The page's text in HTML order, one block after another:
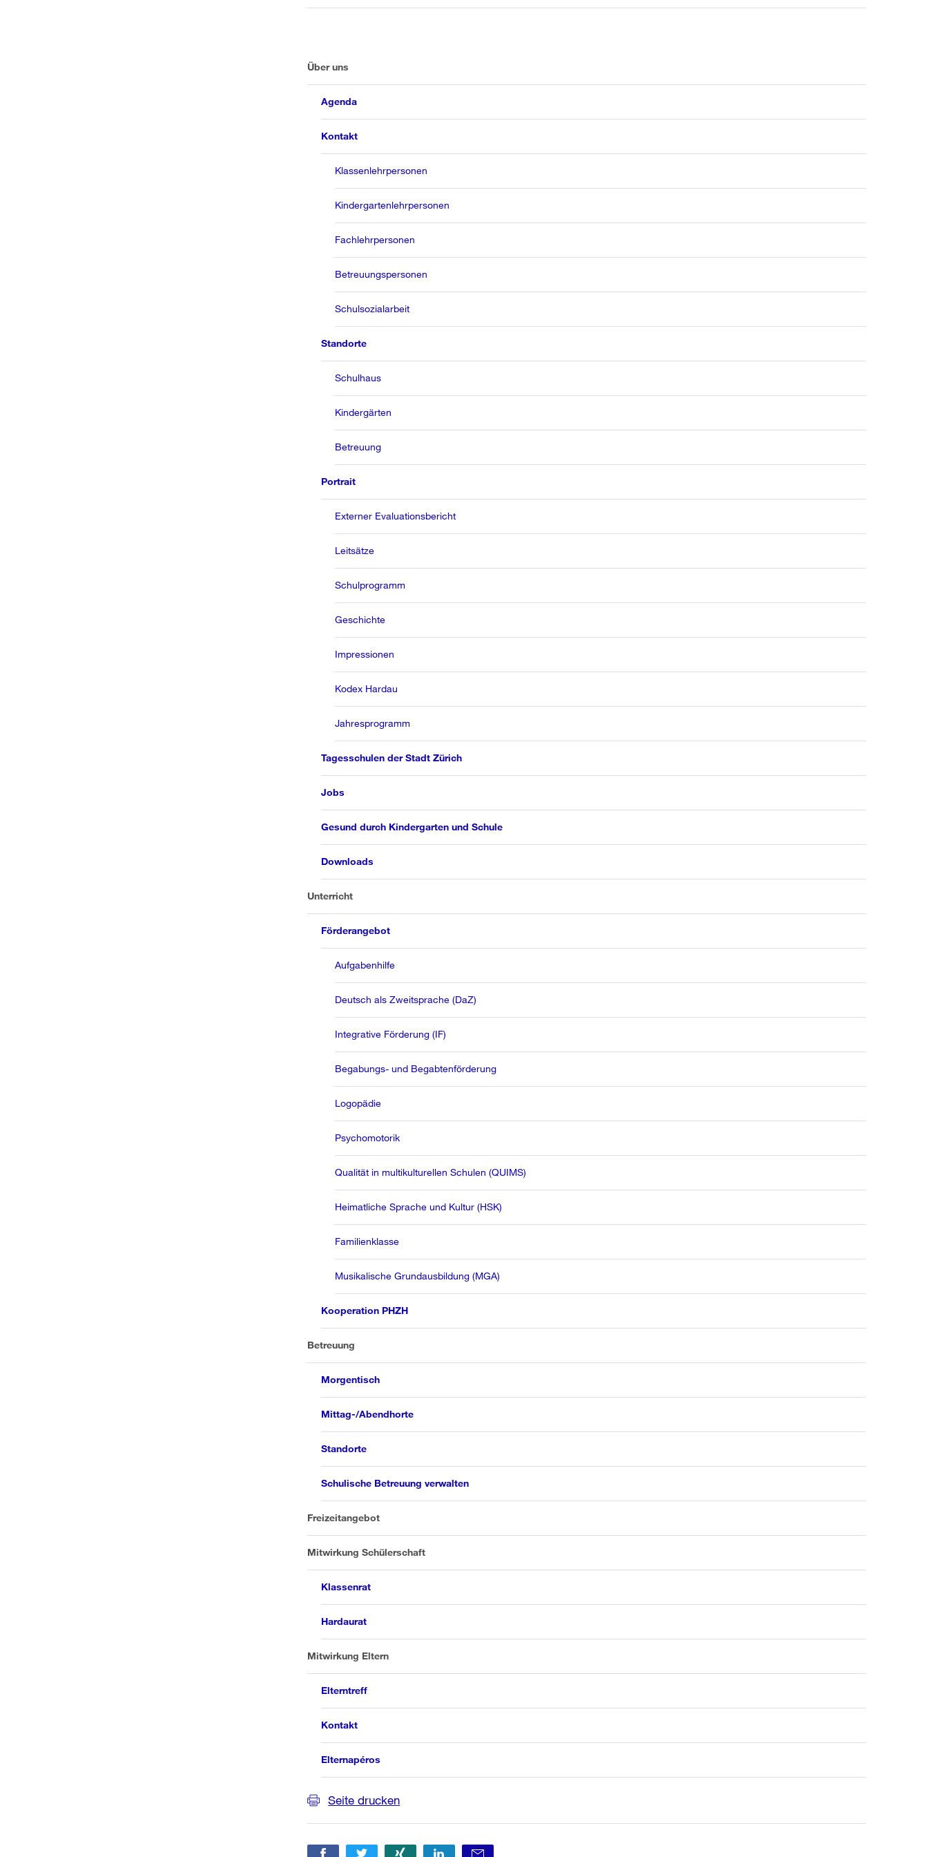
Über uns
Agenda
Kontakt
Klassenlehrpersonen
Kindergartenlehrpersonen
Fachlehrpersonen
Betreuungspersonen
Schulsozialarbeit
Standorte
Schulhaus
Kindergärten
Betreuung
Portrait
Externer Evaluationsbericht
Leitsätze
Schulprogramm
Geschichte
Impressionen
Kodex Hardau
Jahresprogramm
Tagesschulen der Stadt Zürich
Jobs
Gesund durch Kindergarten und Schule
Downloads
Unterricht
Förderangebot
Aufgabenhilfe
Deutsch als Zweitsprache (DaZ)
Integrative Förderung (IF)
Begabungs- und Begabtenförderung
Logopädie
Psychomotorik
Qualität in multikulturellen Schulen (QUIMS)
Heimatliche Sprache und Kultur (HSK)
Familienklasse
Musikalische Grundausbildung (MGA)
Kooperation PHZH
Betreuung
Morgentisch
Mittag-/Abendhorte
Standorte
Schulische Betreuung verwalten
Freizeitangebot
Mitwirkung Schülerschaft
Klassenrat
Hardaurat
Mitwirkung Eltern
Elterntreff
Kontakt
Elternapéros
Seite drucken